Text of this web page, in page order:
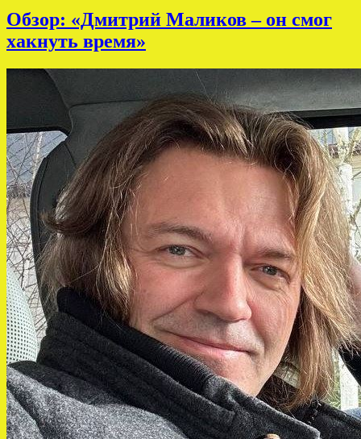
Обзор: «Дмитрий Маликов – он смог
хакнуть время»